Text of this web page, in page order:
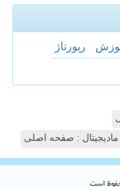
رپورتاژ
مادیجیتال : صفحه اصلی